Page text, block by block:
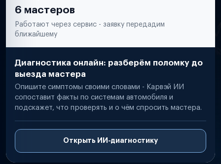
6 мастеров
Работают через сервис - заявку передадим
ближайшему
Диагностика онлайн: разберём поломку до
выезда мастера
Опишите симптомы своими словами - Карвэй ИИ
сопоставит факты по системам автомобиля и
подскажет, что проверять и о чём спросить мастера.
Открыть ИИ-диагностику